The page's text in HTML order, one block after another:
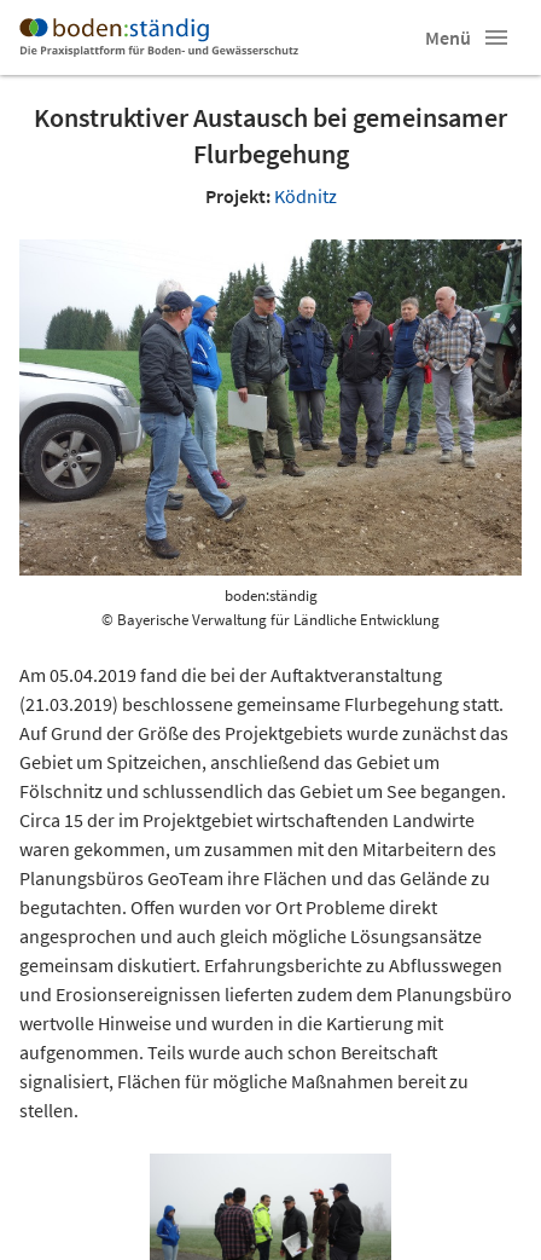
Menü
Konstruktiver Austausch bei gemeinsamer
Flurbegehung
Projekt: Ködnitz
boden:ständig
© Bayerische Verwaltung für Ländliche Entwicklung
Am 05.04.2019 fand die bei der Auftaktveranstaltung
(21.03.2019) beschlossene gemeinsame Flurbegehung statt.
Auf Grund der Größe des Projektgebiets wurde zunächst das
Gebiet um Spitzeichen, anschließend das Gebiet um
Fölschnitz und schlussendlich das Gebiet um See begangen.
Circa 15 der im Projektgebiet wirtschaftenden Landwirte
waren gekommen, um zusammen mit den Mitarbeitern des
Planungsbüros GeoTeam ihre Flächen und das Gelände zu
begutachten. Offen wurden vor Ort Probleme direkt
angesprochen und auch gleich mögliche Lösungsansätze
gemeinsam diskutiert. Erfahrungsberichte zu Abflusswegen
und Erosionsereignissen lieferten zudem dem Planungsbüro
wertvolle Hinweise und wurden in die Kartierung mit
aufgenommen. Teils wurde auch schon Bereitschaft
signalisiert, Flächen für mögliche Maßnahmen bereit zu
stellen.